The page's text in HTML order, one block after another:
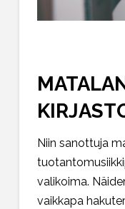
Niin sanottuja
valikoima.
vaikkapa